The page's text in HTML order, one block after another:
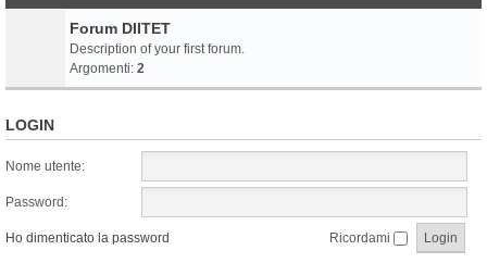
Forum DIITET
Description of your first forum.
Argomenti: 2
LOGIN
Nome utente:
Password:
Ho dimenticato la password Ricordami